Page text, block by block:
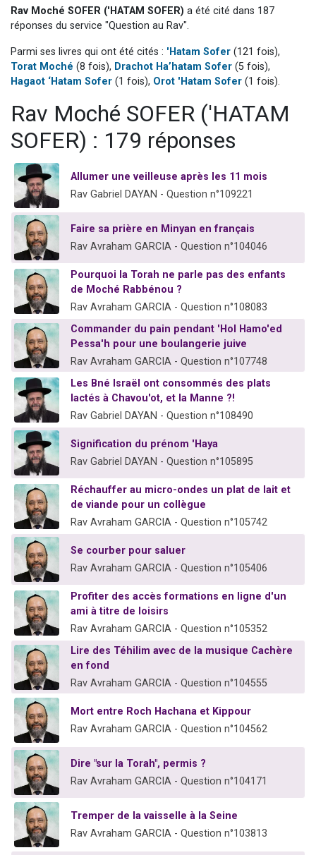
Ariel vient de donner son Maasser
Nathaniel vient de donner son Maasser
Rav Moché SOFER ('HATAM SOFER) a été cité dans 187
réponses du service "Question au Rav".
Parmi ses livres qui ont été cités : 'Hatam Sofer (121 fois),
Torat Moché (8 fois), Drachot Ha’hatam Sofer (5 fois),
Hagaot ‘Hatam Sofer (1 fois), Orot 'Hatam Sofer (1 fois).
Rav Moché SOFER ('HATAM
SOFER) : 179 réponses
Allumer une veilleuse après les 11 mois
Rav Gabriel DAYAN - Question n°109221
Faire sa prière en Minyan en français
Rav Avraham GARCIA - Question n°104046
Pourquoi la Torah ne parle pas des enfants
de Moché Rabbénou ?
Rav Avraham GARCIA - Question n°108083
Commander du pain pendant 'Hol Hamo'ed
Pessa'h pour une boulangerie juive
Rav Avraham GARCIA - Question n°107748
Les Bné Israël ont consommés des plats
lactés à Chavou'ot, et la Manne ?!
Rav Gabriel DAYAN - Question n°108490
Signification du prénom 'Haya
Rav Gabriel DAYAN - Question n°105895
Réchauffer au micro-ondes un plat de lait et
de viande pour un collègue
Rav Avraham GARCIA - Question n°105742
Se courber pour saluer
Rav Avraham GARCIA - Question n°105406
Profiter des accès formations en ligne d'un
ami à titre de loisirs
Rav Avraham GARCIA - Question n°105352
Lire des Téhilim avec de la musique Cachère
en fond
Rav Avraham GARCIA - Question n°104555
Mort entre Roch Hachana et Kippour
Rav Avraham GARCIA - Question n°104562
Dire "sur la Torah", permis ?
Rav Avraham GARCIA - Question n°104171
Tremper de la vaisselle à la Seine
Rav Avraham GARCIA - Question n°103813